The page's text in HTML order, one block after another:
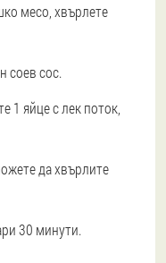
месо, хвърлете
соев сос.
1 яйце с лек поток,
да хвърлите
30 минути.